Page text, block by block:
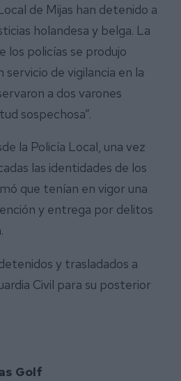
de Mijas han detenido a
holandesa y belga. La
los policías se produjo
de vigilancia en la
a dos varones
sospechosa”.
la Policía Local, una vez
las identidades de los
que tenían en vigor una
y entrega por delitos
y trasladados a
Civil para su posterior
Golf